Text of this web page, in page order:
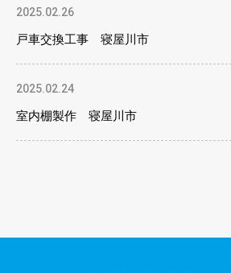
2025.02.26
戸車交換工事 寝屋川市
2025.02.24
室内棚製作 寝屋川市